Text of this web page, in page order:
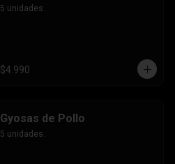
5 unidades.
$4.990
Gyosas de Pollo
5 unidades.